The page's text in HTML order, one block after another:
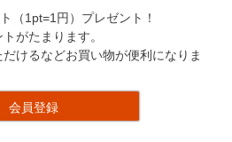
（1pt=1円）プレゼント！
がたまります。
けるなどお買い物が便利になりま
会員登録